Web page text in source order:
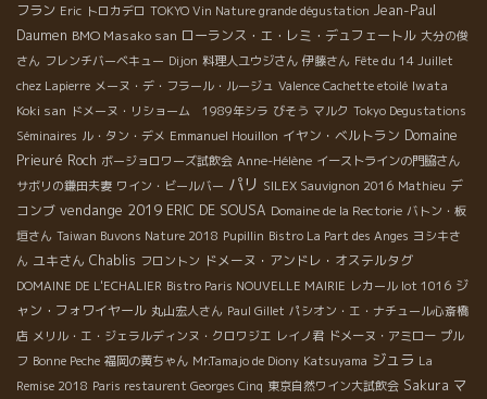
フラン Eric トロカデロ TOKYO Vin Nature grande dégustation Jean-Paul
Daumen BMO Masako san ローランス・エ・レミ・デュフェートル 大分の俊
さん フレンチバーベキュー Dijon 料理人ユウジさん 伊藤さん Fête du 14 Juillet
chez Lapierre メーヌ・デ・フラール・ルージュ Valence Cachette etoilé Iwata
Koki san ドメーヌ・リショーム 1989年シラ びそう マルク Tokyo Degustations
Séminaires ル・タン・デメ Emmanuel Houillon イヤン・ベルトラン Domaine
Prieuré Roch ボージョロワーズ試飲会 Anne-Hélène イーストラインの門脇さん
サボリの鎌田夫妻 ワイン・ビールバー パリ SILEX Sauvignon 2016 Mathieu デ
コンブ vendange 2019 ERIC DE SOUSA Domaine de la Rectorie バトン・板
垣さん Taiwan Buvons Nature 2018 Pupillin Bistro La Part des Anges ヨシキさ
ん ユキさん Chablis フロントン ドメーヌ・アンドレ・オステルタグ
DOMAINE DE L'ECHALIER Bistro Paris NOUVELLE MAIRIE レカール lot 1016 ジ
ャン・フォワイヤール 丸山宏人さん Paul Gillet パシオン・エ・ナチュール心斎橋
店 メリル・エ・ジェラルディンヌ・クロワジエ レイノ君 ドメーヌ・アミロー プル
フ Bonne Peche 福岡の黄ちゃん Mr.Tamajo de Diony Katsuyama ジュラ La
Remise 2018 Paris restaurent Georges Cinq 東京自然ワイン大試飲会 Sakura マ